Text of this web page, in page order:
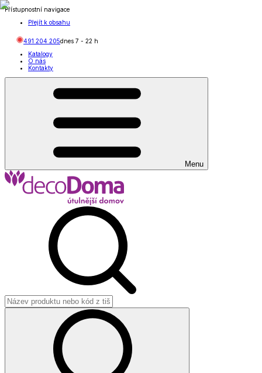
Přístupnostní navigace
Přejít k obsahu
491 204 205dnes 7 - 22 h
Katalogy
O nás
Kontakty
Menu